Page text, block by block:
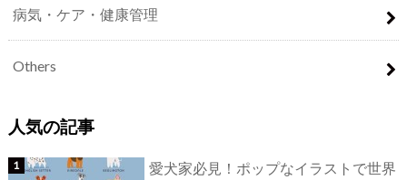
病気・ケア・健康管理
Others
人気の記事
愛犬家必見！ポップなイラストで世界